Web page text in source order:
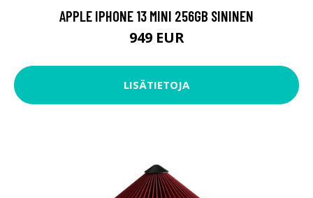
APPLE IPHONE 13 MINI 256GB SININEN
949 EUR
LISÄTIETOJA